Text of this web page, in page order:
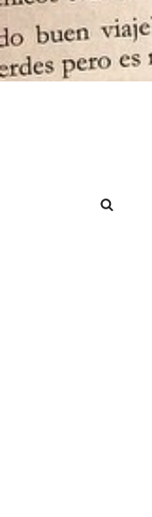
Saltar
al
contenido